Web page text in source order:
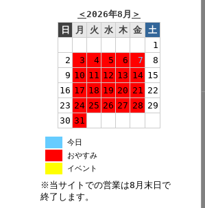
＜2026年8月 ＞
日
月 火 水 木 金 土
1
2
3 4 5 6 7
8
9 10 11 12 13 14 15
16 17 18 19 20 21 22
23 24 25 26 27 28 29
30 31
今日
おやすみ
イベント
※当サイトでの営業は8月末日で
終了します。